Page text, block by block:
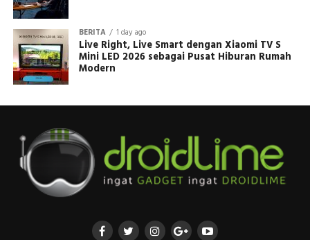
BERITA 1 day ago
Live Right, Live Smart dengan Xiaomi TV S
Mini LED 2026 sebagai Pusat Hiburan Rumah
Modern